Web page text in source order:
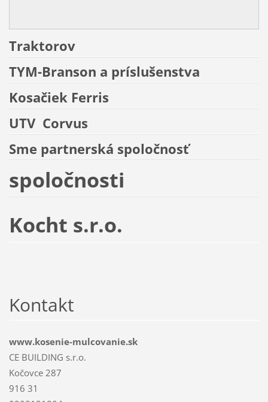
Traktorov
TYM-Branson a príslušenstva
KosačiekFerris
UTVCorvus
Sme partnerská spoločnosť
spoločnosti
Kocht s.r.o.
Kontakt
www.kosenie-mulcovanie.sk
CE BUILDING s.r.o.
Kočovce 287
916 31